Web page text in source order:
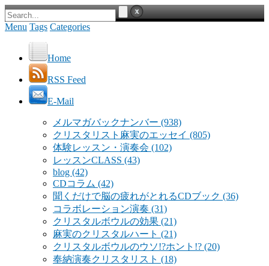
Menu Tags Categories
Home
RSS Feed
E-Mail
メルマガバックナンバー (938)
クリスタリスト麻実のエッセイ (805)
体験レッスン・演奏会 (102)
レッスンCLASS (43)
blog (42)
CDコラム (42)
聞くだけで脳の疲れがとれるCDブック (36)
コラボレーション演奏 (31)
クリスタルボウルの効果 (21)
麻実のクリスタルハート (21)
クリスタルボウルのウソ!?ホント!? (20)
奉納演奏クリスタリスト (18)